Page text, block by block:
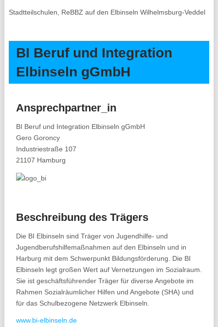
Stadtteilschulen, ReBBZ auf den Elbinseln Wilhelmsburg-Veddel
BI Beruf und Integration
Elbinseln gGmbH
Ansprechpartner_in
BI Beruf und Integration Elbinseln gGmbH
Gero Goroncy
Industriestraße 107
21107 Hamburg
Beschreibung des Trägers
Die BI Elbinseln sind Träger von Jugendhilfe- und
Jugendberufshilfemaßnahmen auf den Elbinseln und in
Harburg mit dem Schwerpunkt Bildungsförderung. Die BI
Elbinseln legt großen Wert auf Vernetzungen im Sozialraum.
Sie ist geschäftsführender Träger für diverse Angebote im
Rahmen Sozialräumlicher Hilfen und Angebote (SHA) und
für das Schulbezogene Netzwerk Elbinseln.
www.bi-elbinseln.de